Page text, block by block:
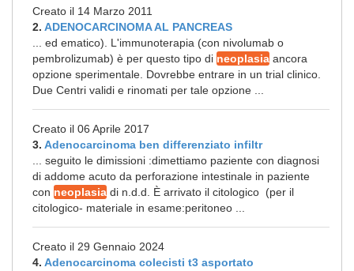
Creato il 14 Marzo 2011
2. ADENOCARCINOMA AL PANCREAS
... ed ematico). L'immunoterapia (con nivolumab o
pembrolizumab) è per questo tipo di neoplasia ancora
opzione sperimentale. Dovrebbe entrare in un trial clinico.
Due Centri validi e rinomati per tale opzione ...
Creato il 06 Aprile 2017
3. Adenocarcinoma ben differenziato infiltr
... seguito le dimissioni :dimettiamo paziente con diagnosi
di addome acuto da perforazione intestinale in paziente
con neoplasia di n.d.d. È arrivato il citologico (per il
citologico- materiale in esame:peritoneo ...
Creato il 29 Gennaio 2024
4. Adenocarcinoma colecisti t3 asportato